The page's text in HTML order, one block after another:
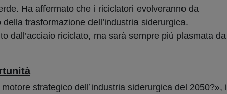
Ha affermato che i riciclatori evolveranno da
trasformazione dell’industria siderurgica.
dall’acciaio riciclato, ma sarà sempre più plasmata da
strategico dell’industria siderurgica del 2050?», il